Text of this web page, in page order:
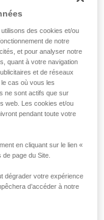
des cookies et/ou
de notre
et pour analyser notre
quant à votre navigation
et de réseaux
cas où vous les
ne sont actifs que sur
web. Les cookies et/ou
pendant toute votre
en cliquant sur le lien «
page du Site.
dégrader votre expérience
d’accéder à notre